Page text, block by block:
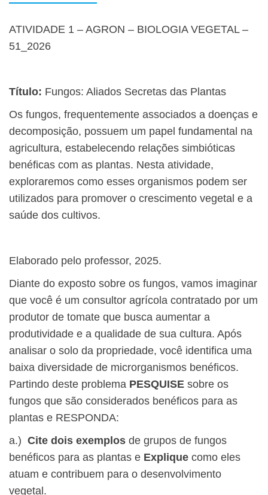
ATIVIDADE 1 – AGRON – BIOLOGIA VEGETAL –
51_2026
Título: Fungos: Aliados Secretas das Plantas
Os fungos, frequentemente associados a doenças e
decomposição, possuem um papel fundamental na
agricultura, estabelecendo relações simbióticas
benéficas com as plantas. Nesta atividade,
exploraremos como esses organismos podem ser
utilizados para promover o crescimento vegetal e a
saúde dos cultivos.
Elaborado pelo professor, 2025.
Diante do exposto sobre os fungos, vamos imaginar
que você é um consultor agrícola contratado por um
produtor de tomate que busca aumentar a
produtividade e a qualidade de sua cultura. Após
analisar o solo da propriedade, você identifica uma
baixa diversidade de microrganismos benéficos.
Partindo deste problema PESQUISE sobre os
fungos que são considerados benéficos para as
plantas e RESPONDA:
a.) Cite dois exemplos de grupos de fungos
benéficos para as plantas e Explique como eles
atuam e contribuem para o desenvolvimento
vegetal.